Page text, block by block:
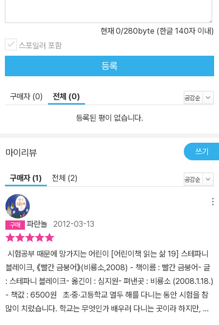
묘사 없이 단순한 형태만 그린 그림은 세세한 묘사와 화려한 색을 입
힌 그림들보다도 오히려 강한 느낌을 준다. 간결하고도 명확하게 잡
아 낸 아이들의 표정이나 익살맞은 예술 작품들의 묘사는 아이들이
한발 더 책읽기에 친근하게 다가갈 수 있도록 도움을 줄 것이다.
현재 0/280byte (한글 140자 이내)
스포일러 포함
등록
구매자 (0) 전체 (0)
등록된 평이 없습니다.
마이리뷰 쓰기
구매자 (1) 전체 (2)
파란놀 2012-03-13
시험공부 때문에 망가지는 어린이 [어린이책 읽는 삶 19] 스테파니
블레이크, 《빨간 금붕어》(비룡소,2008) - 책이름 : 빨간 금붕어- 글
: 스테파니 블레이크- 옮긴이 : 심지원- 펴낸곳 : 비룡소 (2008.1.18.)
- 책값 : 6500원 초·중·고등학교 열두 해를 다니는 동안 시험을 참
많이 치렀습니다. 학교는 무엇인가 배우러 다니는 곳이라 하지만, 그